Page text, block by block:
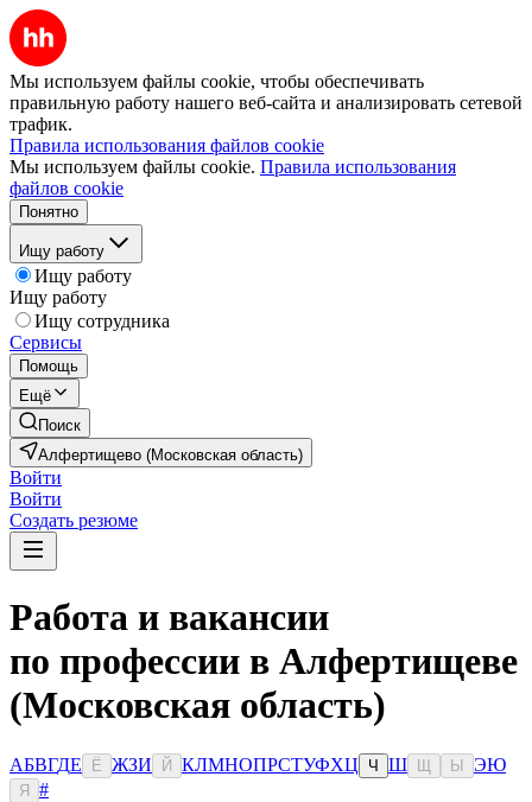
Мы используем файлы cookie, чтобы обеспечивать
правильную работу нашего веб-сайта и анализировать сетевой
трафик.
Правила использования файлов cookie
Мы используем файлы cookie. Правила использования
файлов cookie
Понятно
Ищу работу
Ищу работу
Ищу работу
Ищу сотрудника
Сервисы
Помощь
Ещё
Поиск
Алфертищево (Московская область)
Войти
Войти
Создать резюме
Работа и вакансии
по профессии в Алфертищеве
(Московская область)
АБВГДЕ Ё ЖЗИ Й КЛМНОПРСТУФХЦ Ч Ш Ы ЭЮ
Я
#